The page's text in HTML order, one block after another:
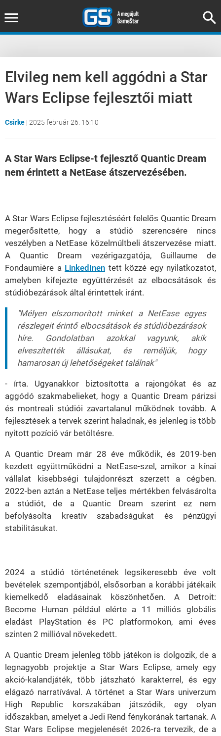
Elvileg nem kell aggódni a Star
Wars Eclipse fejlesztői miatt
Csirke | 2025 február 26. 16:10
A Star Wars Eclipse-t fejlesztő Quantic Dream
nem érintett a NetEase átszervezésében.
A Star Wars Eclipse fejlesztéséért felelős Quantic Dream
megerősítette, hogy a stúdió szerencsére nincs
veszélyben a NetEase közelmúltbeli átszervezése miatt.
A Quantic Dream vezérigazgatója, Guillaume de
Fondaumière a LinkedInen tett közzé egy nyilatkozatot,
amelyben kifejezte együttérzését az elbocsátások és
stúdióbezárások által érintettek iránt.
"Mélyen elszomorított minket a NetEase egyes
részlegeit érintő elbocsátások és stúdióbezárások
híre. Gondolatban azokkal vagyunk, akik
elveszítették állásukat, és reméljük, hogy
hamarosan új lehetőségeket találnak"
- írta. Ugyanakkor biztosította a rajongókat és az
aggódó szakmabelieket, hogy a Quantic Dream párizsi
és montreali stúdiói zavartalanul működnek tovább. A
fejlesztések a tervek szerint haladnak, és jelenleg is több
nyitott pozíció vár betöltésre.
A Quantic Dream már 28 éve működik, és 2019-ben
kezdett együttműködni a NetEase-szel, amikor a kínai
vállalat kisebbségi tulajdonrészt szerzett a cégben.
2022-ben aztán a NetEase teljes mértékben felvásárolta
a stúdiót, de a Quantic Dream szerint ez nem
befolyásolta kreatív szabadságukat és pénzügyi
stabilitásukat.
2024 a stúdió történetének legsikeresebb éve volt
bevételek szempontjából, elsősorban a korábbi játékaik
kiemelkedő eladásainak köszönhetően. A Detroit:
Become Human például elérte a 11 milliós globális
eladást PlayStation és PC platformokon, ami éves
szinten 2 millióval növekedett.
A Quantic Dream jelenleg több játékon is dolgozik, de a
legnagyobb projektje a Star Wars Eclipse, amely egy
akció-kalandjáték, több játszható karakterrel, és egy
elágazó narratívával. A történet a Star Wars univerzum
High Republic korszakában játszódik, egy olyan
időszakban, amelyet a Jedi Rend fénykorának tartanak. A
Star Wars Eclipse megjelenését 2026-ra tervezik, de a